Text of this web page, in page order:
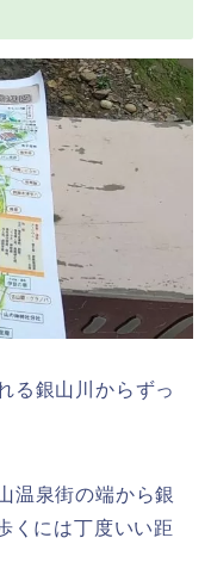
る銀山川からずっ
温泉街の端から銀
くには丁度いい距